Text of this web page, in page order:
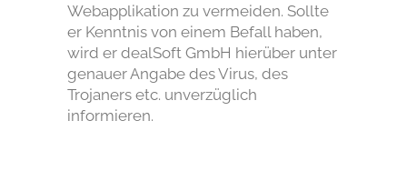
Webapplikation zu vermeiden. Sollte
er Kenntnis von einem Befall haben,
wird er dealSoft GmbH hierüber unter
genauer Angabe des Virus, des
Trojaners etc. unverzüglich
informieren.